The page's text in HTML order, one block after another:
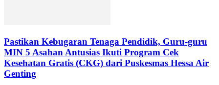
Pastikan Kebugaran Tenaga Pendidik, Guru-guru
MIN 5 Asahan Antusias Ikuti Program Cek
Kesehatan Gratis (CKG) dari Puskesmas Hessa Air
Genting